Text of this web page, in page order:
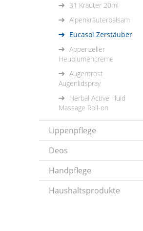
31 Kräuter 20ml
Alpenkräuterbalsam
Eucasol Zerstäuber
Appenzeller
Heublumencreme
Augentrost
Augenlidspray
Herbal Active Fluid
Massage Roll-on
Lippenpflege
Deos
Handpflege
Haushaltsprodukte